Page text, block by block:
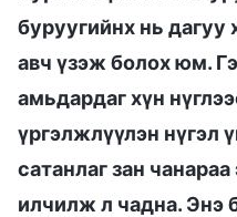
буруугийнх нь дагуу
авч үзэж болох юм.
амьдардаг хүн
үргэлжлүүлэн нүгэл
сатанлаг зан чанараа
илчилж л чадна. Энэ